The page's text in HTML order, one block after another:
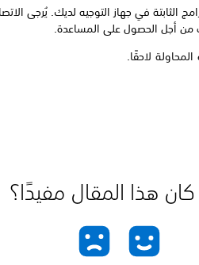
الثابتة في جهاز التوجيه لديك. يُرجى
من أجل الحصول على المساعدة.
لاحقًا.
هذا المقال مفيدًا؟